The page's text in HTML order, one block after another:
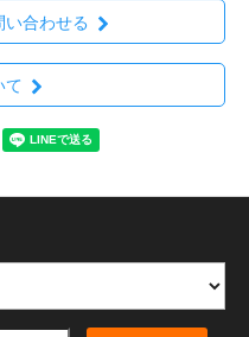
い合わせる
て